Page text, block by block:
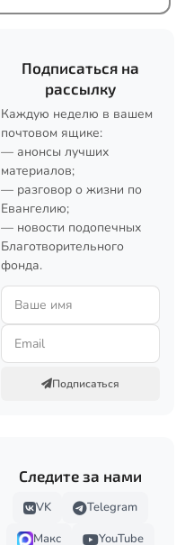
Подписаться на
рассылку
Каждую неделю в вашем
почтовом ящике:
— анонсы лучших
материалов;
— разговор о жизни по
Евангелию;
— новости подопечных
Благотворительного
фонда.
Подписаться
Следите за нами
VK
Telegram
Макс
YouTube